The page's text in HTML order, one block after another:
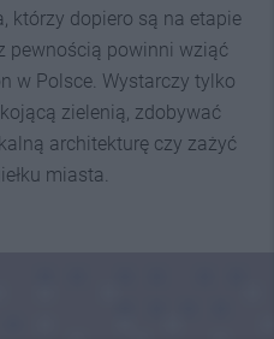
którzy dopiero są na etapie
pewnością powinni wziąć
w Polsce. Wystarczy tylko
zielenią, zdobywać
architekturę czy zażyć
miasta.